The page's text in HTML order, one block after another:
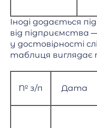
Іноді додається
від підприємства
у достовірності
таблиця виглядає
№ з/п Дата